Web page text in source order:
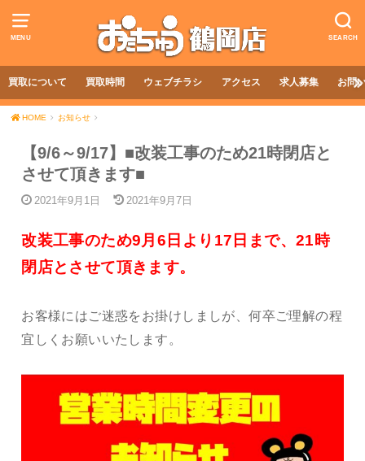
MENU SEARCH
買取について 買取時間 ウェブチラシ アクセス 求人募集 お問
HOME お知らせ
【9/6～9/17】■改装工事のため21時閉店と
させて頂きます■
2021年9月1日 2021年9月7日
改装工事のため9月6日より17日まで、21時
閉店とさせて頂きます。
お客様にはご迷惑をお掛けしましが、何卒ご理解の程
宜しくお願いいたします。